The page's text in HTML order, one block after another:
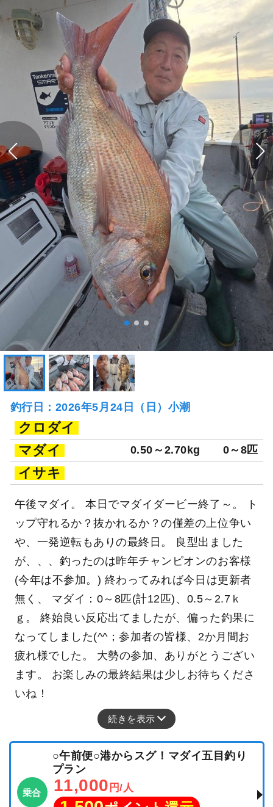
釣行日：2026年5月24日（日）小潮
クロダイ
マダイ
0.50～2.70kg 0～8匹
イサキ
午後マダイ。 本日でマダイダービー終了～。 ト
ップ守れるか？抜かれるか？の僅差の上位争い
や、一発逆転もありの最終日。 良型出ました
が、、、釣ったのは昨年チャンピオンのお客様
(今年は不参加。) 終わってみれば今日は更新者
無く、 マダイ：0～8匹(計12匹)、0.5～2.7ｋ
ｇ。 終始良い反応出てましたが、偏った釣果に
なってしました(^^；参加者の皆様、2か月間お
疲れ様でした。 大勢の参加、ありがとうござい
ます。 お楽しみの最終結果は少しお待ちくださ
いね！
続きを表示
乗合
○午前便○港からスグ！マダイ五目釣り
プラン
11,000 円/人